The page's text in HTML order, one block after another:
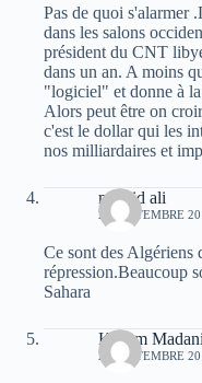
Pas de quoi s'alarmer
dans les salons
président du CNT
dans un an. A moins
"logiciel" et donne à
Alors peut être on
c'est le dollar qui les
nos milliardaires et
madjid ali
21 SEPTEMBRE
Ce sont des Algériens
répression.Beaucoup
Sahara
Kacem Madani
21 SEPTEMBRE